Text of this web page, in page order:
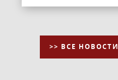
>> ВСЕ НОВОСТИ